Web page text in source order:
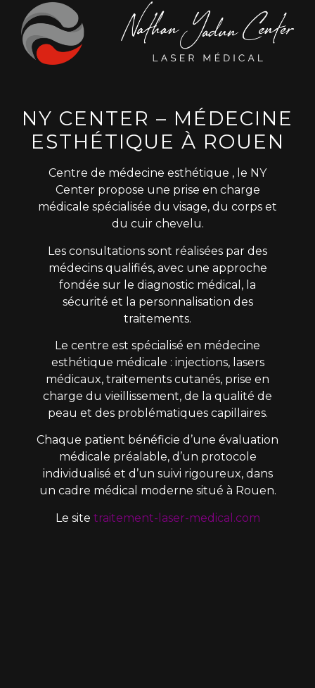
NY CENTER – MÉDECINE
ESTHÉTIQUE À ROUEN
Centre de médecine esthétique , le NY
Center propose une prise en charge
médicale spécialisée du visage, du corps et
du cuir chevelu.
Les consultations sont réalisées par des
médecins qualifiés, avec une approche
fondée sur le diagnostic médical, la
sécurité et la personnalisation des
traitements.
Le centre est spécialisé en médecine
esthétique médicale : injections, lasers
médicaux, traitements cutanés, prise en
charge du vieillissement, de la qualité de
peau et des problématiques capillaires.
Chaque patient bénéficie d’une évaluation
médicale préalable, d’un protocole
individualisé et d’un suivi rigoureux, dans
un cadre médical moderne situé à Rouen.
Le site traitement-laser-medical.com